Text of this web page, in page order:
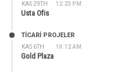
KAS 29TH 12:23 PM
Usta Ofis
KAS 6TH 10:12 AM
TİCARİ PROJELER
Gold Plaza